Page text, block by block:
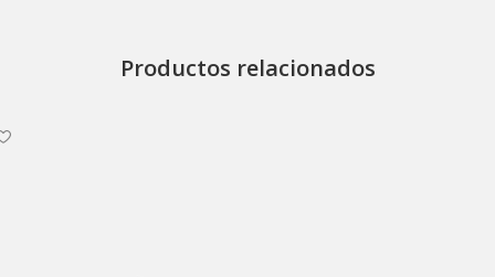
Productos relacionados